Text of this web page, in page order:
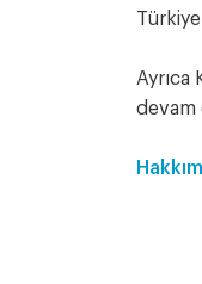
devam